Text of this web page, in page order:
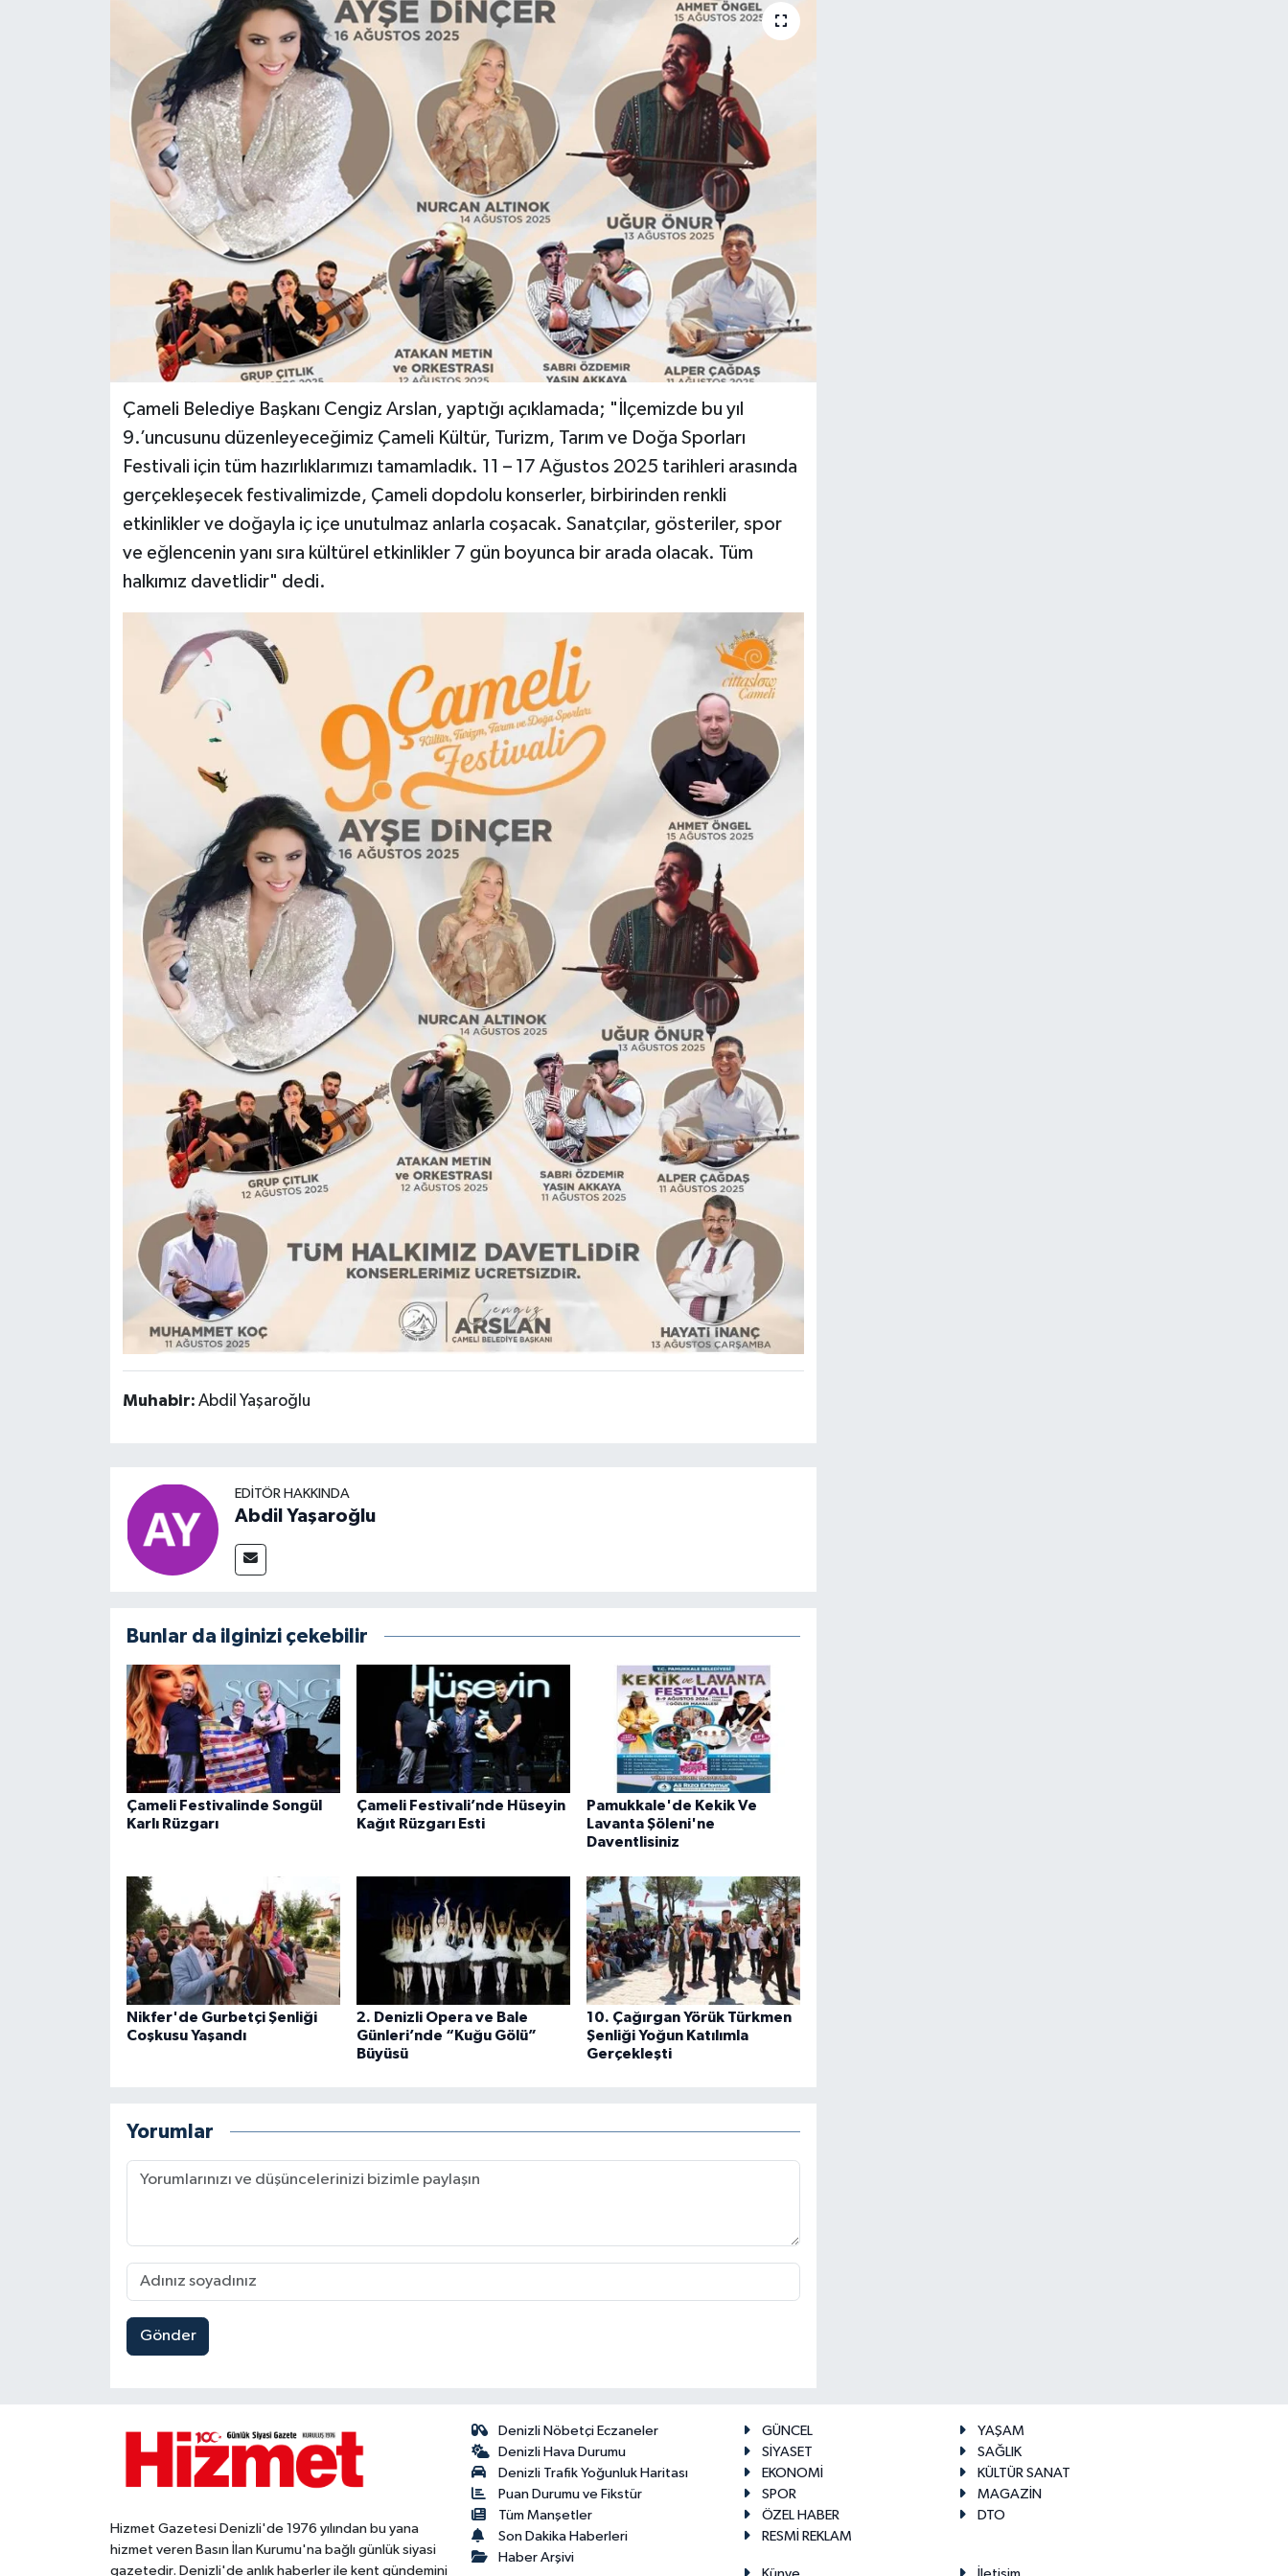
Çameli Belediye Başkanı Cengiz Arslan, yaptığı açıklamada; "İlçemizde bu yıl
9.’uncusunu düzenleyeceğimiz Çameli Kültür, Turizm, Tarım ve Doğa Sporları
Festivali için tüm hazırlıklarımızı tamamladık. 11 – 17 Ağustos 2025 tarihleri arasında
gerçekleşecek festivalimizde, Çameli dopdolu konserler, birbirinden renkli
etkinlikler ve doğayla iç içe unutulmaz anlarla coşacak. Sanatçılar, gösteriler, spor
ve eğlencenin yanı sıra kültürel etkinlikler 7 gün boyunca bir arada olacak. Tüm
halkımız davetlidir" dedi.
Muhabir: Abdil Yaşaroğlu
EDITÖR HAKKINDA
Abdil Yaşaroğlu
Bunlar da ilginizi çekebilir
Çameli Festivalinde Songül
Karlı Rüzgarı
Çameli Festivali’nde Hüseyin
Kağıt Rüzgarı Esti
Pamukkale'de Kekik Ve
Lavanta Şöleni'ne
Daventlisiniz
Nikfer'de Gurbetçi Şenliği
Coşkusu Yaşandı
2. Denizli Opera ve Bale
Günleri’nde “Kuğu Gölü”
Büyüsü
10. Çağırgan Yörük Türkmen
Şenliği Yoğun Katılımla
Gerçekleşti
Yorumlar
Gönder
Hizmet Gazetesi Denizli'de 1976 yılından bu yana
hizmet veren Basın İlan Kurumu'na bağlı günlük siyasi
gazetedir. Denizli'de anlık haberler ile kent gündemini
Denizli Nöbetçi Eczaneler
Denizli Hava Durumu
Denizli Trafik Yoğunluk Haritası
Puan Durumu ve Fikstür
Tüm Manşetler
Son Dakika Haberleri
Haber Arşivi
GÜNCEL
YAŞAM
SİYASET
SAĞLIK
EKONOMİ
KÜLTÜR SANAT
SPOR
MAGAZİN
ÖZEL HABER
DTO
RESMİ REKLAM
RESMİ REKLAM